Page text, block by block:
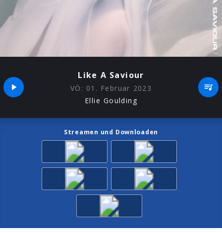
Like A Saviour
VÖ: 01. Februar 2023
Ellie Goulding
Streamen und Downloaden